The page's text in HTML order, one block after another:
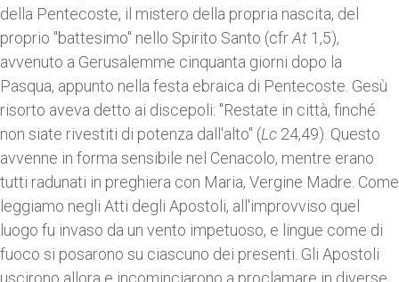
della Pentecoste, il mistero della propria nascita, del
proprio "battesimo" nello Spirito Santo (cfrAt 1,5),
avvenuto a Gerusalemme cinquanta giorni dopo la
Pasqua, appunto nella festa ebraica di Pentecoste. Gesù
risorto aveva detto ai discepoli: "Restate in città, finché
non siate rivestiti di potenza dall'alto" (Lc 24,49). Questo
avvenne in forma sensibile nel Cenacolo, mentre erano
tutti radunati in preghiera con Maria, Vergine Madre. Come
leggiamo negli Atti degli Apostoli, all'improvviso quel
luogo fu invaso da un vento impetuoso, e lingue come di
fuoco si posarono su ciascuno dei presenti. Gli Apostoli
uscirono allora e incominciarono a proclamare in diverse